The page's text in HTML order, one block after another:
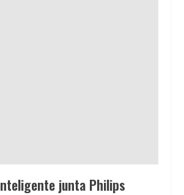
junta Philips